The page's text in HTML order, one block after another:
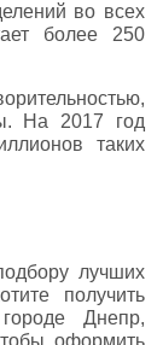
во всех
более 250
На 2017 год
таких
лучших
получить
Днепр,
оформить